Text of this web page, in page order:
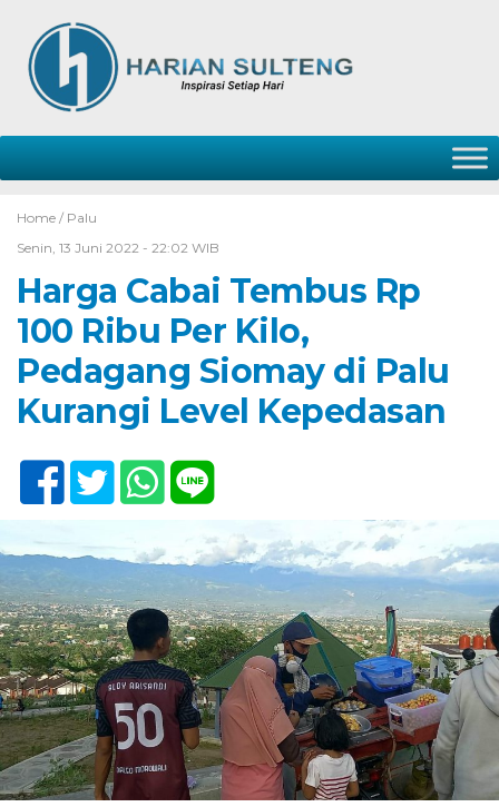
Home / Palu
Senin, 13 Juni 2022 - 22:02 WIB
Harga Cabai Tembus Rp
100 Ribu Per Kilo,
Pedagang Siomay di Palu
Kurangi Level Kepedasan